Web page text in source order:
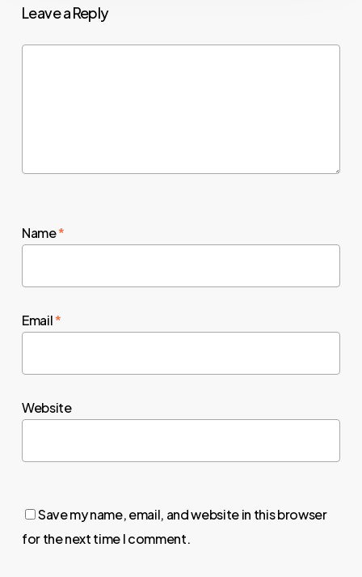
Leave a Reply
Name*
Email*
Website
Save my name, email, and website in this browser
for the next time I comment.